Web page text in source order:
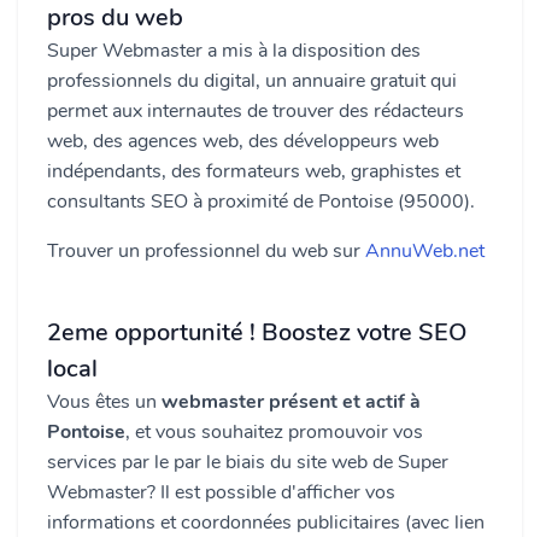
pros du web
Super Webmaster a mis à la disposition des
professionnels du digital, un annuaire gratuit qui
permet aux internautes de trouver des rédacteurs
web, des agences web, des développeurs web
indépendants, des formateurs web, graphistes et
consultants SEO à proximité de Pontoise (95000).
Trouver un professionnel du web surAnnuWeb.net
2eme opportunité ! Boostez votre SEO
local
Vous êtes un webmaster présent et actif à
Pontoise, et vous souhaitez promouvoir vos
services par le par le biais du site web de Super
Webmaster? Il est possible d'afficher vos
informations et coordonnées publicitaires (avec lien